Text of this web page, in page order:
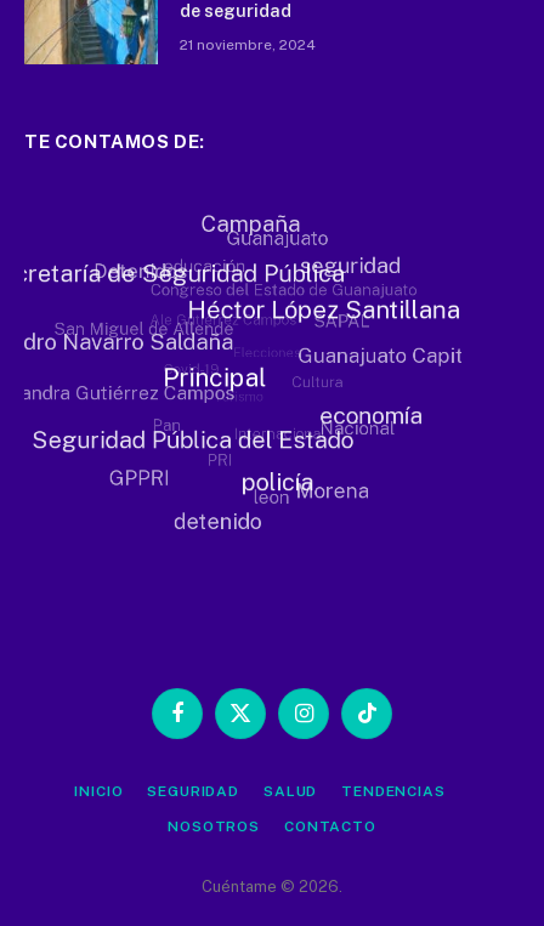
de seguridad
21 noviembre, 2024
TE CONTAMOS DE:
Facebook
X
InstagramTikTok
INICIO SEGURIDAD SALUD TENDENCIAS
NOSOTROS CONTACTO
Cuéntame © 2026.